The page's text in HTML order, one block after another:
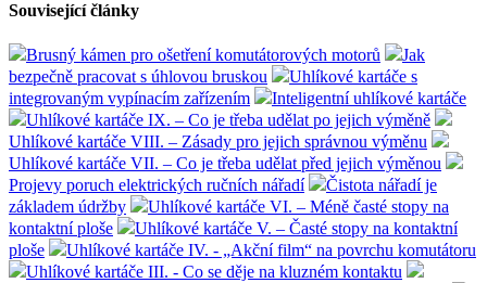
Související články
Brusný kámen pro ošetření komutátorových motorů
Jak
bezpečně pracovat s úhlovou bruskou
Uhlíkové kartáče s
integrovaným vypínacím zařízením
Inteligentní uhlíkové kartáče
Uhlíkové kartáče IX. – Co je třeba udělat po jejich výměně
Uhlíkové kartáče VIII. – Zásady pro jejich správnou výměnu
Uhlíkové kartáče VII. – Co je třeba udělat před jejich výměnou
Projevy poruch elektrických ručních nářadí
Čistota nářadí je
základem údržby
Uhlíkové kartáče VI. – Méně časté stopy na
kontaktní ploše
Uhlíkové kartáče V. – Časté stopy na kontaktní
ploše
Uhlíkové kartáče IV. - „Akční film“ na povrchu komutátoru
Uhlíkové kartáče III. - Co se děje na kluzném kontaktu